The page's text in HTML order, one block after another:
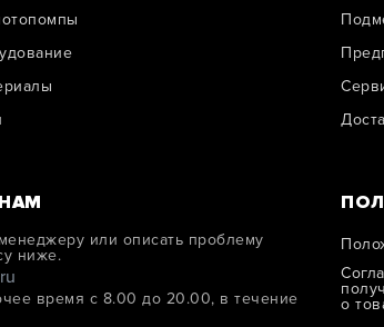
или описать проблему
ниже.
время с 8.00 до 20.00, в течение
о